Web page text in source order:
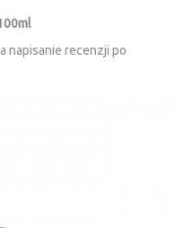
napisanie recenzji po